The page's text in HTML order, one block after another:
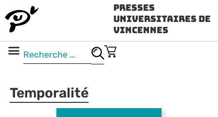
Presses
Universitaires de
Vincennes
Temporalité